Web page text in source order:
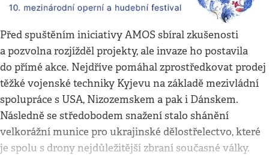
Před spuštěním iniciativy AMOS sbíral zkušenosti
a pozvolna rozjížděl projekty, ale invaze ho postavila
do přímé akce. Nejdříve pomáhal zprostředkovat prodej
těžké vojenské techniky Kyjevu na základě mezivládní
spolupráce s USA, Nizozemskem a pak i Dánskem.
Následně se středobodem snažení stalo shánění
velkorážní munice pro ukrajinské dělostřelectvo, které
je spolu s drony nejdůležitější zbraní současné války.